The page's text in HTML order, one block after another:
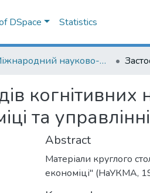
DSpace Statistics
Міжнародний науково-практичний семінар "Нейронауки та когнітивні системи в економіці"
та управлінні
Abstract
Матеріали круглого
економіці" (НаУКМА,